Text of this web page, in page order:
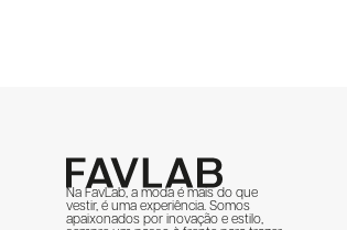
Na FavLab, a moda é mais do que
vestir, é uma experiência. Somos
apaixonados por inovação e estilo,